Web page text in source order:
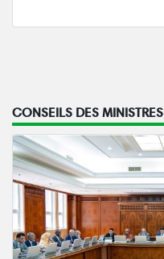
CONSEILS DES MINISTRES